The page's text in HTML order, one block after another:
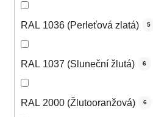
RAL 1036 (Perleťová zlatá) 5
RAL 1037 (Sluneční žlutá) 6
RAL 2000 (Žlutooranžová) 6